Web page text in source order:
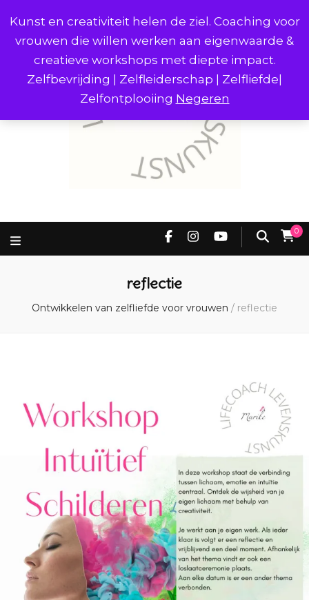
Kunst en creativiteit helen de ziel. Coaching voor
vrouwen die willen werken aan eigenwaarde &
creatieve workshops met diepte impact.
Zelfbevrijding | Zelfleiderschap | Zelfliefde|
Zelfontplooiing Negeren
0
reflectie
Ontwikkelen van zelfliefde voor vrouwen / reflectie